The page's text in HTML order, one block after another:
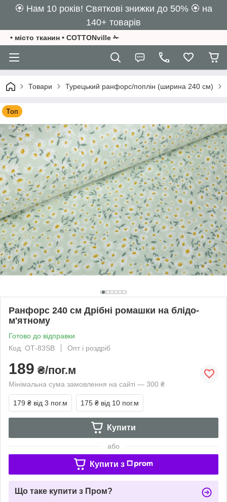
🏵️ Нам 10 років! Святкові знижки до 50% 🏵️ на
140+ товарів
• місто тканин • COTTONville ✁
Товари Турецький ранфорс/поплін (ширина 240 см)
Топ
Ранфорс 240 см Дрібні ромашки на блідо-
м'ятному
Готово до відправки
Код: ОТ-83SB
Опт і роздріб
189 ₴/пог.м
Мінімальна сума замовлення на сайті — 300 ₴
179 ₴ від 3 пог.м 175 ₴ від 10 пог.м
Купити
або
Купити з
Що таке купити з Пром?